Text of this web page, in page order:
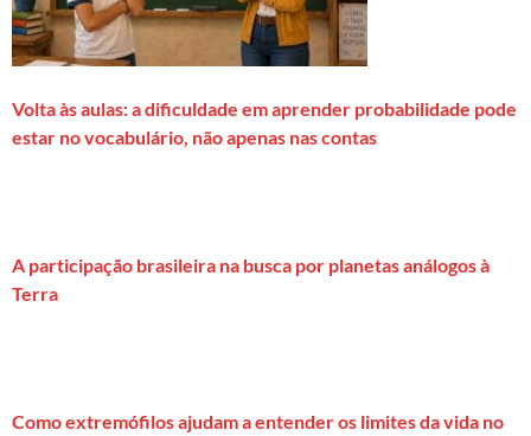
Volta às aulas: a dificuldade em aprender probabilidade pode
estar no vocabulário, não apenas nas contas
A participação brasileira na busca por planetas análogos à
Terra
Como extremófilos ajudam a entender os limites da vida no